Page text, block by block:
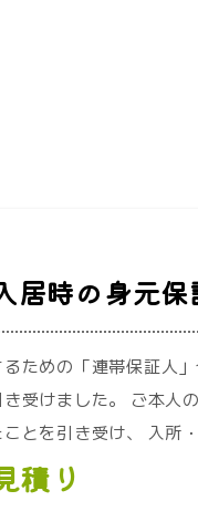
居時の身元保
ための「連帯保証人
受けました。 ご本人
とを引き受け、 入所
積り